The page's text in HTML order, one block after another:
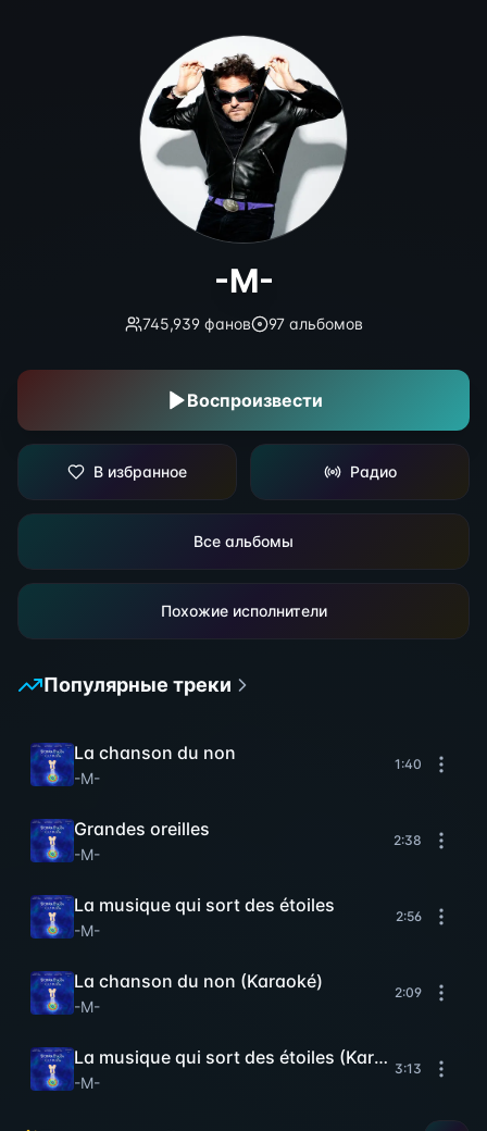
-M-
745,939фанов 97альбомов
Воспроизвести
В избранное Радио
Все альбомы
Похожие исполнители
Популярные треки
La chanson du non
-M-
1:40
Grandes oreilles
-M-
2:38
La musique qui sort des étoiles
-M-
2:56
La chanson du non (Karaoké)
-M-
2:09
La musique qui sort des étoiles (Karaoké)
-M-
3:13